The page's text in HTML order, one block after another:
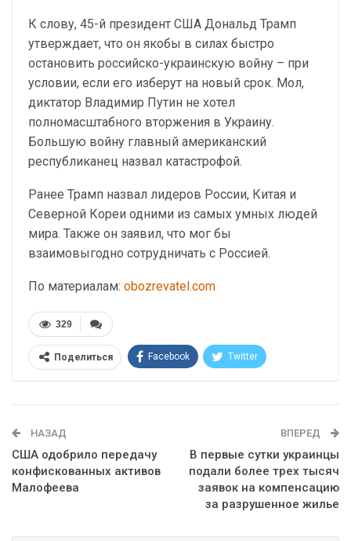
К слову, 45-й президент США Дональд Трамп
утверждает, что он якобы в силах быстро
остановить российско-украинскую войну – при
условии, если его изберут на новый срок. Мол,
диктатор Владимир Путин не хотел
полномасштабного вторжения в Украину.
Большую войну главный американский
республиканец назвал катастрофой.
Ранее Трамп назвал лидеров России, Китая и
Северной Кореи одними из самых умных людей
мира. Также он заявил, что мог бы
взаимовыгодно сотрудничать с Россией.
По материалам: obozrevatel.com
329
Поделиться Facebook Twitter
НАЗАД
США одобрило передачу
конфискованных активов
Малофеева
ВПЕРЕД
В первые сутки украинцы
подали более трех тысяч
заявок на компенсацию
за разрушенное жилье